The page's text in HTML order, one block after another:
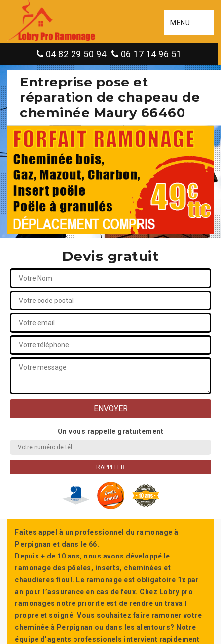
MENU
04 82 29 50 94 06 17 14 96 51
Entreprise pose et
réparation de chapeau de
cheminée Maury 66460
Devis gratuit
On vous rappelle gratuitement
Faîtes appel à un professionnel du ramonage à
Perpignan et dans le 66.
Depuis + de 10 ans, nous avons développé le
ramonage des pôeles, inserts, cheminées et
chaudieres fioul. Le ramonage est obligatoire 1x par
an pour l’assurance en cas de feux. Chez Lobry pro
ramonages notre priorité est de rendre un travail
propre et soigné. Vous souhaitez faire ramoner votre
cheminée à Perpignan ou dans les alentours? Notre
équipe d’agents professionels intervient rapidement